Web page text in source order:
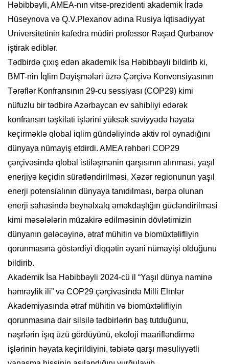
Həbibbəyli, AMEA-nın vitse-prezidenti akademik İradə
Hüseynova və Q.V.Plexanov adına Rusiya İqtisadiyyat
Universitetinin kafedra müdiri professor Rəşad Qurbanov
iştirak ediblər.
Tədbirdə çıxış edən akademik İsa Həbibbəyli bildirib ki,
BMT-nin İqlim Dəyişmələri üzrə Çərçivə Konvensiyasının
Tərəflər Konfransının 29-cu sessiyası (COP29) kimi
nüfuzlu bir tədbirə Azərbaycan ev sahibliyi edərək
konfransın təşkilati işlərini yüksək səviyyədə həyata
keçirməklə qlobal iqlim gündəliyində aktiv rol oynadığını
dünyaya nümayiş etdirdi. AMEA rəhbəri COP29
çərçivəsində qlobal istiləşmənin qarşısının alınması, yaşıl
enerjiyə keçidin sürətləndirilməsi, Xəzər regionunun yaşıl
enerji potensialının dünyaya tanıdılması, bərpa olunan
enerji sahəsində beynəlxalq əməkdaşlığın gücləndirilməsi
kimi məsələlərin müzakirə edilməsinin dövlətimizin
dünyanın gələcəyinə, ətraf mühitin və biomüxtəlifliyin
qorunmasına göstərdiyi diqqətin əyani nümayişi olduğunu
bildirib.
Akademik İsa Həbibbəyli 2024-cü il “Yaşıl dünya naminə
həmrəylik ili” və COP29 çərçivəsində Milli Elmlər
Akademiyasında ətraf mühitin və biomüxtəlifliyin
qorunmasına dair silsilə tədbirlərin baş tutduğunu,
nəşrlərin işıq üzü gördüyünü, ekoloji maarifləndirmə
işlərinin həyata keçirildiyini, təbiətə qarşı məsuliyyətli